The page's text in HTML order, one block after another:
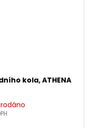
kola, ATHENA